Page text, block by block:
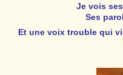
Je vois
Ses
Et une voix trouble qui